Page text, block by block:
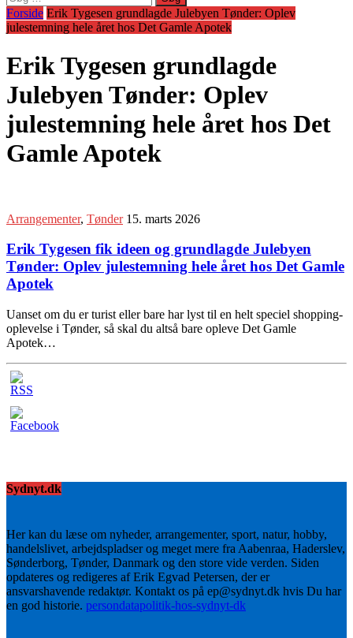
efter:
Forside Erik Tygesen grundlagde Julebyen Tønder: Oplev
julestemning hele året hos Det Gamle Apotek
Erik Tygesen grundlagde
Julebyen Tønder: Oplev
julestemning hele året hos Det
Gamle Apotek
Arrangementer, Tønder 15. marts 2026
Erik Tygesen fik ideen og grundlagde Julebyen
Tønder: Oplev julestemning hele året hos Det Gamle
Apotek
Uanset om du er turist eller bare har lyst til en helt speciel shopping-
oplevelse i Tønder, så skal du altså bare opleve Det Gamle
Apotek…
Sydnyt.dk
Her kan du læse om nyheder, arrangementer, sport, natur, hobby,
handelslivet, arbejdspladser og meget mere fra Aabenraa, Haderslev,
Sønderborg, Tønder, Danmark og den store vide verden. Siden
opdateres og redigeres af Erik Egvad Petersen, der er
ansvarshavende redaktør. Kontakt os på ep@sydnyt.dk hvis Du har
en god historie. persondatapolitik-hos-sydnyt-dk